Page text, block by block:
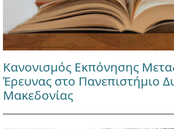
Κανονισμός Εκπόνησης
Έρευνας στο Πανεπιστήμιο
Μακεδονίας